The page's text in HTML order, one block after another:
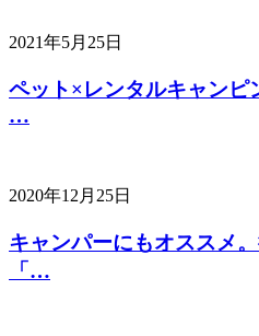
2021年5月25日
ペット×レンタルキャンピ
…
2020年12月25日
キャンパーにもオススメ
「…